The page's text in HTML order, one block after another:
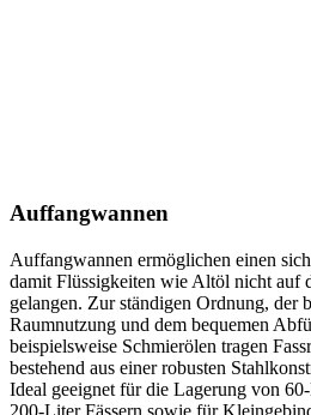
Auffangwannen
Auffangwannen ermöglichen einen
damit Flüssigkeiten wie Altöl nicht auf
gelangen. Zur ständigen Ordnung, der
Raumnutzung und dem bequemen
beispielsweise Schmierölen tragen
bestehend aus einer robusten
Ideal geeignet für die Lagerung von
200-Liter Fässern sowie für